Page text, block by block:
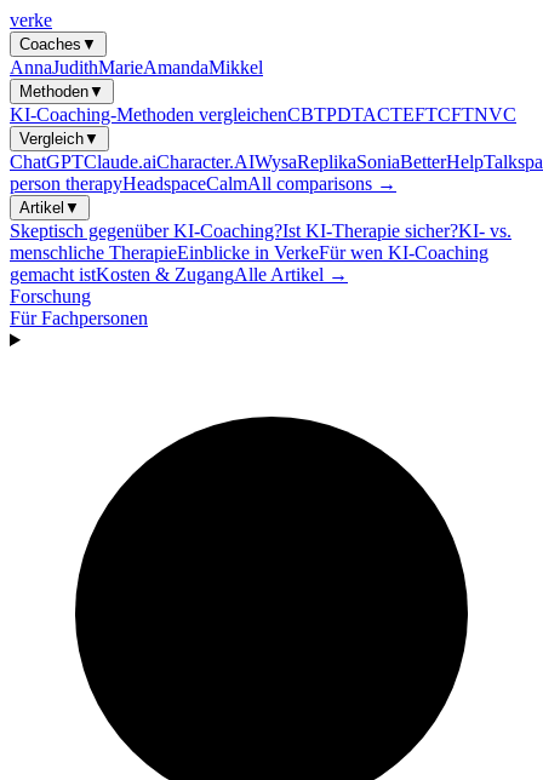
verke
Coaches ▼
AnnaJudithMarieAmandaMikkel
Methoden▼
KI-Coaching-Methoden vergleichenCBTPDTACTEFTCFTNVC
Vergleich▼
ChatGPTClaude.aiCharacter.AIWysaReplikaSoniaBetterHelp
person therapyHeadspaceCalmAll comparisons →
Artikel ▼
Skeptisch gegenüber KI-Coaching?Ist KI-Therapie sicher?KI- vs.
menschliche TherapieEinblicke in VerkeFür wen KI-Coaching
gemacht istKosten & ZugangAlle Artikel →
Forschung
Für Fachpersonen